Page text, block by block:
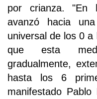
por crianza. "En
avanzó hacia
universal de los 0
que esta
gradualmente,
hasta los 6
manifestado Pablo